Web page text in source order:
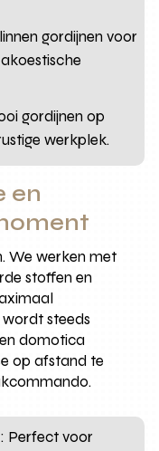
gordijnen voor
gordijnen op
werkplek.
en
We werken met
stoffen en
steeds
domotica
op afstand te
: Perfect voor